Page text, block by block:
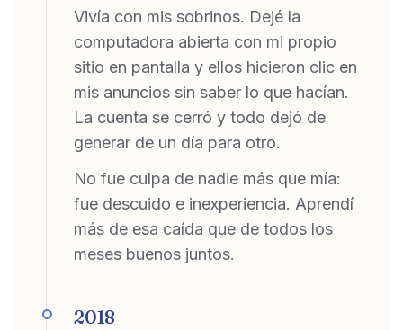
Vivía con mis sobrinos. Dejé la
computadora abierta con mi propio
sitio en pantalla y ellos hicieron clic en
mis anuncios sin saber lo que hacían.
La cuenta se cerró y todo dejó de
generar de un día para otro.
No fue culpa de nadie más que mía:
fue descuido e inexperiencia. Aprendí
más de esa caída que de todos los
meses buenos juntos.
2018